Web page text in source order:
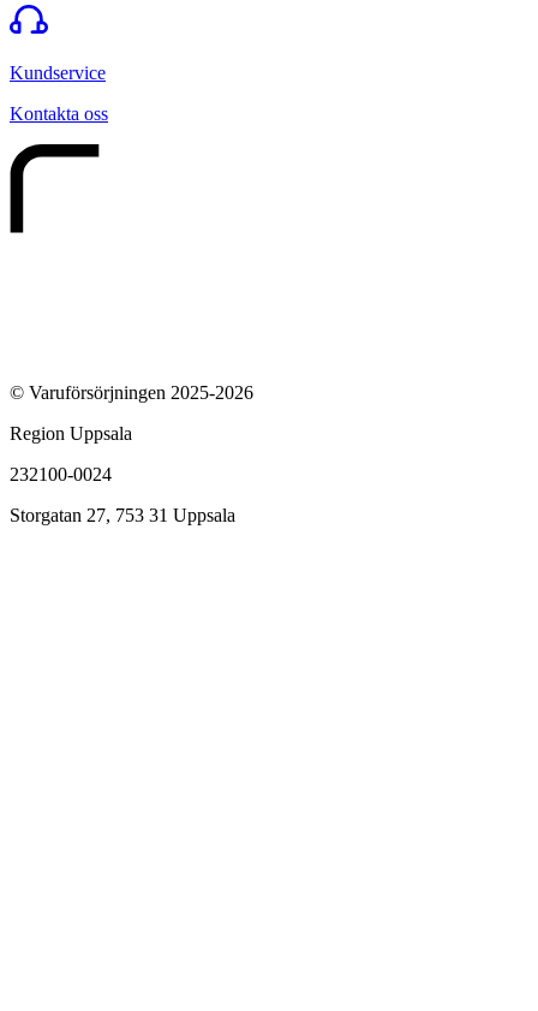
Kundservice
Kontakta oss
© Varuförsörjningen 2025-2026
Region Uppsala
232100-0024
Storgatan 27, 753 31 Uppsala